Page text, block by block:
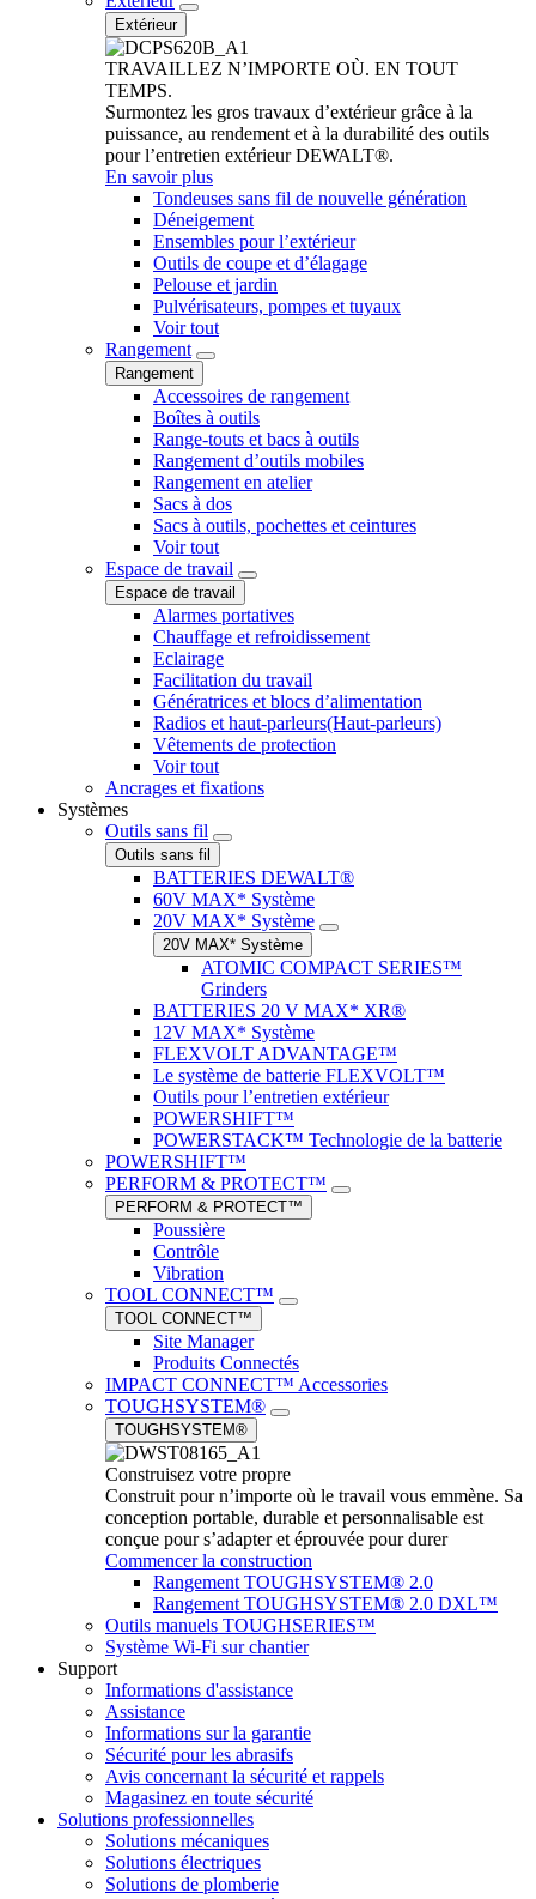
Extérieur
TRAVAILLEZ N’IMPORTE OÙ. EN TOUT
TEMPS.
Surmontez les gros travaux d’extérieur grâce à la
puissance, au rendement et à la durabilité des outils
pour l’entretien extérieur DEWALT®.
En savoir plus
Tondeuses sans fil de nouvelle génération
Déneigement
Ensembles pour l’extérieur
Outils de coupe et d’élagage
Pelouse et jardin
Pulvérisateurs, pompes et tuyaux
Voir tout
Rangement
Rangement
Accessoires de rangement
Boîtes à outils
Range-touts et bacs à outils
Rangement d’outils mobiles
Rangement en atelier
Sacs à dos
Sacs à outils, pochettes et ceintures
Voir tout
Espace de travail
Espace de travail
Alarmes portatives
Chauffage et refroidissement
Eclairage
Facilitation du travail
Génératrices et blocs d’alimentation
Radios et haut-parleurs(Haut-parleurs)
Vêtements de protection
Voir tout
Ancrages et fixations
Systèmes
Outils sans fil
Outils sans fil
BATTERIES DEWALT®
60V MAX* Système
20V MAX* Système
20V MAX* Système
ATOMIC COMPACT SERIES™
Grinders
BATTERIES 20 V MAX* XR®
12V MAX* Système
FLEXVOLT ADVANTAGE™
Le système de batterie FLEXVOLT™
Outils pour l’entretien extérieur
POWERSHIFT™
POWERSTACK™ Technologie de la batterie
POWERSHIFT™
PERFORM & PROTECT™
PERFORM & PROTECT™
Poussière
Contrôle
Vibration
TOOL CONNECT™
TOOL CONNECT™
Site Manager
Produits Connectés
IMPACT CONNECT™ Accessories
TOUGHSYSTEM®
TOUGHSYSTEM®
Construisez votre propre
Construit pour n’importe où le travail vous emmène. Sa
conception portable, durable et personnalisable est
conçue pour s’adapter et éprouvée pour durer
Commencer la construction
Rangement TOUGHSYSTEM® 2.0
Rangement TOUGHSYSTEM® 2.0 DXL™
Outils manuels TOUGHSERIES™
Système Wi-Fi sur chantier
Support
Informations d'assistance
Assistance
Informations sur la garantie
Sécurité pour les abrasifs
Avis concernant la sécurité et rappels
Magasinez en toute sécurité
Solutions professionnelles
Solutions mécaniques
Solutions électriques
Solutions de plomberie